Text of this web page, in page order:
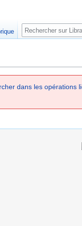
dans les opérations
Rechercher